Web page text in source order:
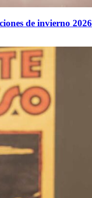
de invierno 2026